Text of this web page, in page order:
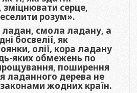
серце,
розум».
смола ладану, а
босвелії, як
олії, кора ладану
яких обмежень по
поширення
ладанного дерева не
законами жодних країн.